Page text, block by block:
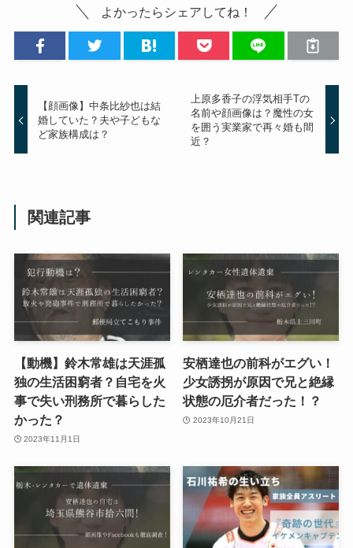
よかったらシェアしてね！
【顔画像】中条比紗也は結
婚していた？夫や子どもな
ど家族構成は？
上原多香子の浮気相手Tの
名前や顔画像は？魔性の女
を囲う実業家で再々婚も間
近？
関連記事
【動機】鈴木常雄は天涯孤
独の生活困窮者？自宅を火
事で失い刑務所で暮らした
かった？
2023年11月1日
安栖達也の前科がエグい！
少女誘拐が原因で兄と絶縁
状態の厄介者だった！？
2023年10月21日